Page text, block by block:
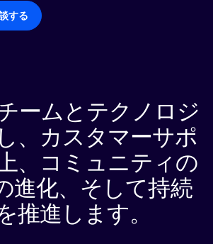
する
ームとテクノロジ
、カスタマーサポ
、コミュニティの
進化、そして持続
推進します。